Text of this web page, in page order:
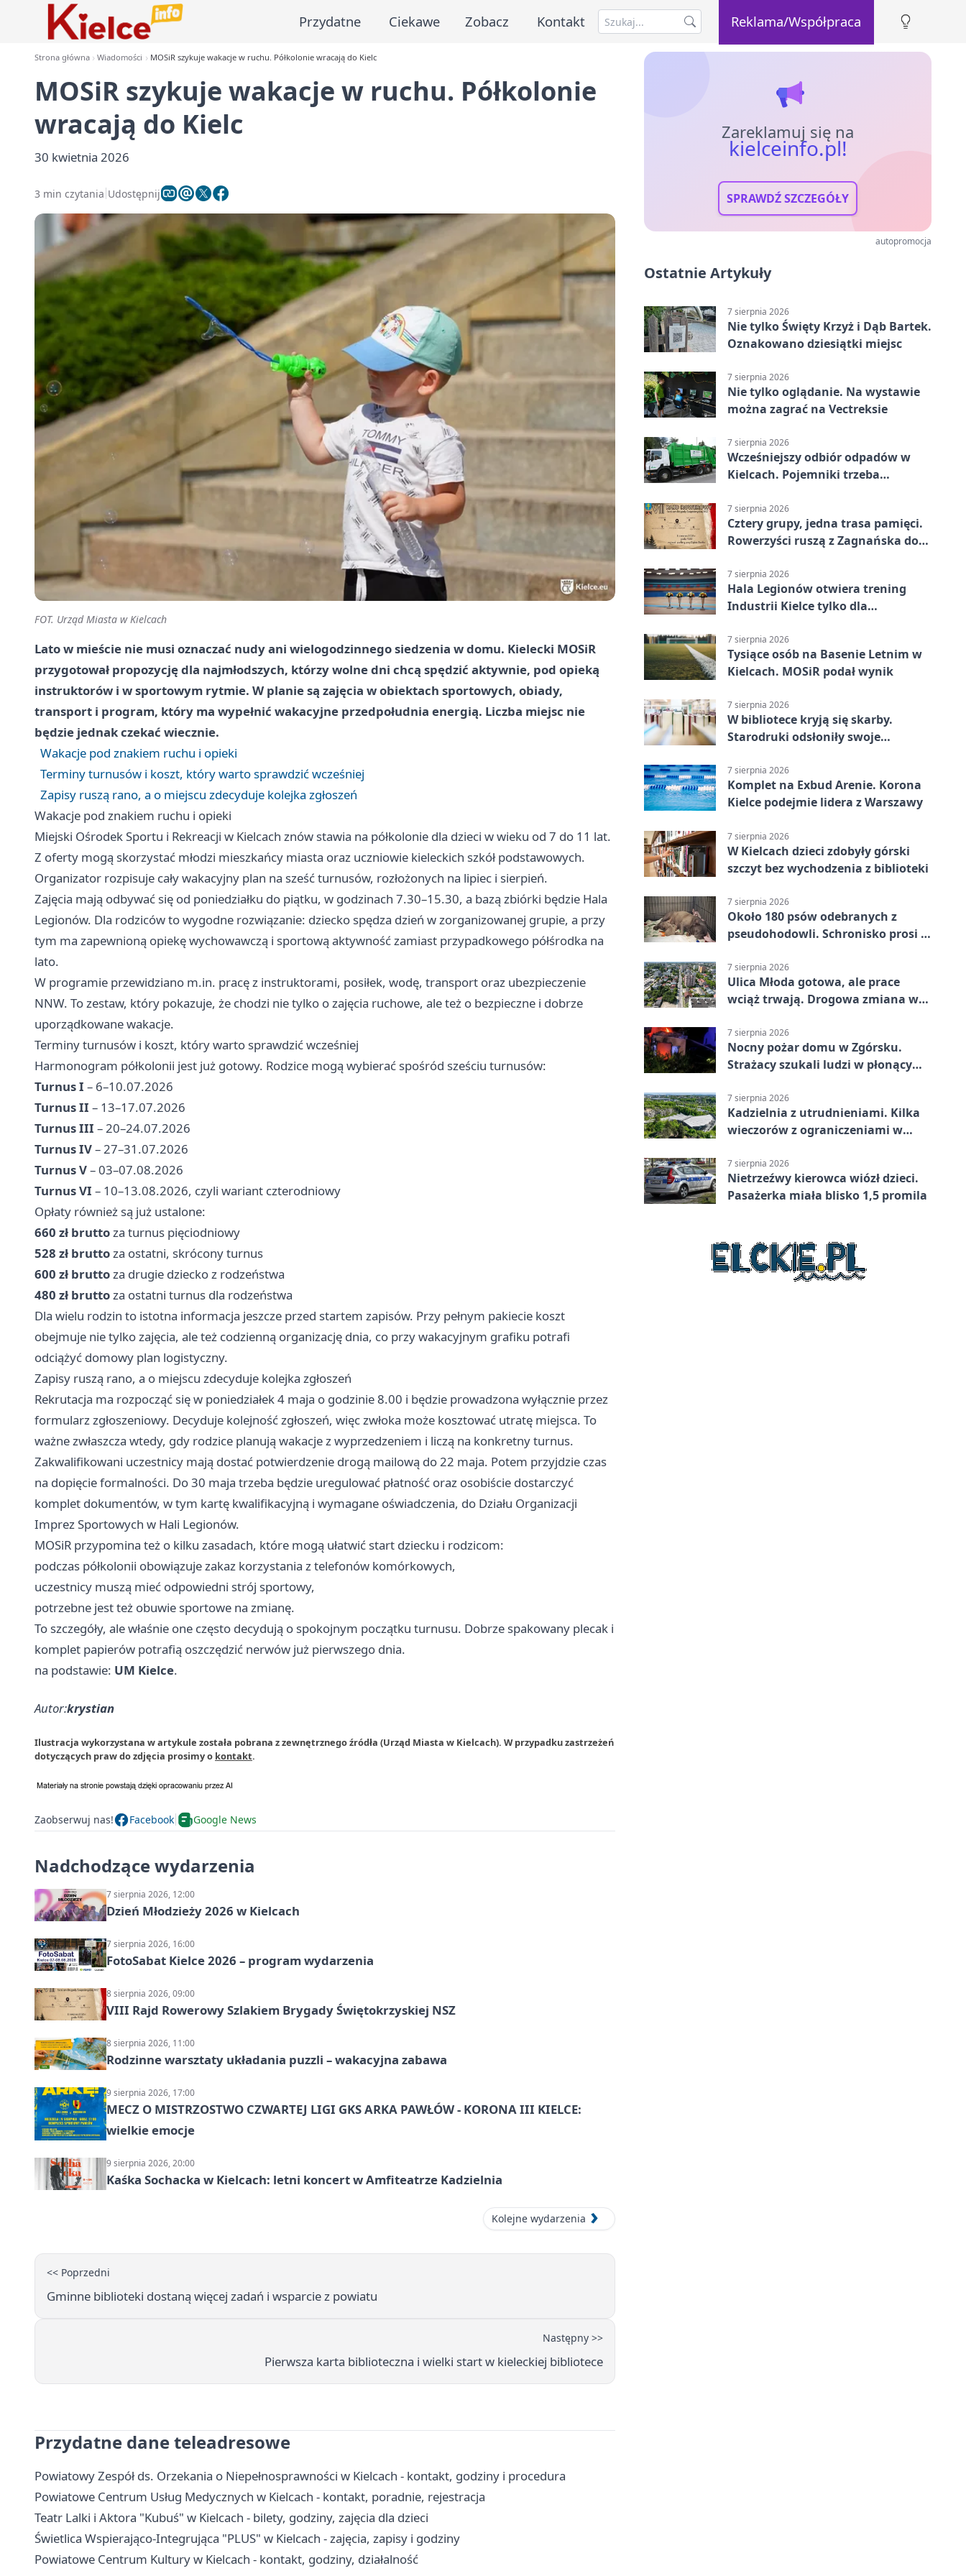
Przydatne Ciekawe Zobacz Kontakt Reklama/Współpraca
Strona główna Wiadomości MOSiR szykuje wakacje w ruchu. Półkolonie wracają do Kielc
MOSiR szykuje wakacje w ruchu. Półkolonie
wracają do Kielc
30 kwietnia 2026
3 min czytania Udostępnij
FOT. Urząd Miasta w Kielcach
Lato w mieście nie musi oznaczać nudy ani wielogodzinnego siedzenia w domu. Kielecki MOSiR
przygotował propozycję dla najmłodszych, którzy wolne dni chcą spędzić aktywnie, pod opieką
instruktorów i w sportowym rytmie. W planie są zajęcia w obiektach sportowych, obiady,
transport i program, który ma wypełnić wakacyjne przedpołudnia energią. Liczba miejsc nie
będzie jednak czekać wiecznie.
Wakacje pod znakiem ruchu i opieki
Terminy turnusów i koszt, który warto sprawdzić wcześniej
Zapisy ruszą rano, a o miejscu zdecyduje kolejka zgłoszeń
Wakacje pod znakiem ruchu i opieki
Miejski Ośrodek Sportu i Rekreacji w Kielcach znów stawia na półkolonie dla dzieci w wieku od 7 do 11 lat.
Z oferty mogą skorzystać młodzi mieszkańcy miasta oraz uczniowie kieleckich szkół podstawowych.
Organizator rozpisuje cały wakacyjny plan na sześć turnusów, rozłożonych na lipiec i sierpień.
Zajęcia mają odbywać się od poniedziałku do piątku, w godzinach 7.30–15.30, a bazą zbiórki będzie Hala
Legionów. Dla rodziców to wygodne rozwiązanie: dziecko spędza dzień w zorganizowanej grupie, a przy
tym ma zapewnioną opiekę wychowawczą i sportową aktywność zamiast przypadkowego półśrodka na
lato.
W programie przewidziano m.in. pracę z instruktorami, posiłek, wodę, transport oraz ubezpieczenie
NNW. To zestaw, który pokazuje, że chodzi nie tylko o zajęcia ruchowe, ale też o bezpieczne i dobrze
uporządkowane wakacje.
Terminy turnusów i koszt, który warto sprawdzić wcześniej
Harmonogram półkolonii jest już gotowy. Rodzice mogą wybierać spośród sześciu turnusów:
Turnus I – 6–10.07.2026
Turnus II – 13–17.07.2026
Turnus III – 20–24.07.2026
Turnus IV– 27–31.07.2026
Turnus V– 03–07.08.2026
Turnus VI – 10–13.08.2026, czyli wariant czterodniowy
Opłaty również są już ustalone:
660 zł bruttoza turnus pięciodniowy
528 zł bruttoza ostatni, skrócony turnus
600 zł bruttoza drugie dziecko z rodzeństwa
480 zł bruttoza ostatni turnus dla rodzeństwa
Dla wielu rodzin to istotna informacja jeszcze przed startem zapisów. Przy pełnym pakiecie koszt
obejmuje nie tylko zajęcia, ale też codzienną organizację dnia, co przy wakacyjnym grafiku potrafi
odciążyć domowy plan logistyczny.
Zapisy ruszą rano, a o miejscu zdecyduje kolejka zgłoszeń
Rekrutacja ma rozpocząć się w poniedziałek 4 maja o godzinie 8.00 i będzie prowadzona wyłącznie przez
formularz zgłoszeniowy. Decyduje kolejność zgłoszeń, więc zwłoka może kosztować utratę miejsca. To
ważne zwłaszcza wtedy, gdy rodzice planują wakacje z wyprzedzeniem i liczą na konkretny turnus.
Zakwalifikowani uczestnicy mają dostać potwierdzenie drogą mailową do 22 maja. Potem przyjdzie czas
na dopięcie formalności. Do 30 maja trzeba będzie uregulować płatność oraz osobiście dostarczyć
komplet dokumentów, w tym kartę kwalifikacyjną i wymagane oświadczenia, do Działu Organizacji
Imprez Sportowych w Hali Legionów.
MOSiR przypomina też o kilku zasadach, które mogą ułatwić start dziecku i rodzicom:
podczas półkolonii obowiązuje zakaz korzystania z telefonów komórkowych,
uczestnicy muszą mieć odpowiedni strój sportowy,
potrzebne jest też obuwie sportowe na zmianę.
To szczegóły, ale właśnie one często decydują o spokojnym początku turnusu. Dobrze spakowany plecak i
komplet papierów potrafią oszczędzić nerwów już pierwszego dnia.
na podstawie: UM Kielce.
Autor:krystian
Ilustracja wykorzystana w artykule została pobrana z zewnętrznego źródła (Urząd Miasta w Kielcach). W przypadku zastrzeżeń
dotyczących praw do zdjęcia prosimy o kontakt.
Zaobserwuj nas! Facebook Google News
Nadchodzące wydarzenia
7 sierpnia 2026, 12:00
Dzień Młodzieży 2026 w Kielcach
7 sierpnia 2026, 16:00
FotoSabat Kielce 2026 – program wydarzenia
8 sierpnia 2026, 09:00
VIII Rajd Rowerowy Szlakiem Brygady Świętokrzyskiej NSZ
8 sierpnia 2026, 11:00
Rodzinne warsztaty układania puzzli – wakacyjna zabawa
9 sierpnia 2026, 17:00
MECZ O MISTRZOSTWO CZWARTEJ LIGI GKS ARKA PAWŁÓW - KORONA III KIELCE:
wielkie emocje
9 sierpnia 2026, 20:00
Kaśka Sochacka w Kielcach: letni koncert w Amfiteatrze Kadzielnia
Kolejne wydarzenia
<< Poprzedni
Gminne biblioteki dostaną więcej zadań i wsparcie z powiatu
Następny >>
Pierwsza karta biblioteczna i wielki start w kieleckiej bibliotece
Przydatne dane teleadresowe
Powiatowy Zespół ds. Orzekania o Niepełnosprawności w Kielcach - kontakt, godziny i procedura
Powiatowe Centrum Usług Medycznych w Kielcach - kontakt, poradnie, rejestracja
Teatr Lalki i Aktora "Kubuś" w Kielcach - bilety, godziny, zajęcia dla dzieci
Świetlica Wspierająco-Integrująca "PLUS" w Kielcach - zajęcia, zapisy i godziny
Powiatowe Centrum Kultury w Kielcach - kontakt, godziny, działalność
Zareklamuj się na
kielceinfo.pl!
SPRAWDŹ SZCZEGÓŁY
autopromocja
Ostatnie Artykuły
7 sierpnia 2026
Nie tylko Święty Krzyż i Dąb Bartek.
Oznakowano dziesiątki miejsc
7 sierpnia 2026
Nie tylko oglądanie. Na wystawie
można zagrać na Vectreksie
7 sierpnia 2026
Wcześniejszy odbiór odpadów w
Kielcach. Pojemniki trzeba
7 sierpnia 2026
Cztery grupy, jedna trasa pamięci.
Rowerzyści ruszą z Zagnańska do
7 sierpnia 2026
Hala Legionów otwiera trening
Industrii Kielce tylko dla
7 sierpnia 2026
Tysiące osób na Basenie Letnim w
Kielcach. MOSiR podał wynik
7 sierpnia 2026
W bibliotece kryją się skarby.
Starodruki odsłoniły swoje
7 sierpnia 2026
Komplet na Exbud Arenie. Korona
Kielce podejmie lidera z Warszawy
7 sierpnia 2026
W Kielcach dzieci zdobyły górski
szczyt bez wychodzenia z biblioteki
7 sierpnia 2026
Około 180 psów odebranych z
pseudohodowli. Schronisko prosi o
7 sierpnia 2026
Ulica Młoda gotowa, ale prace
wciąż trwają. Drogowa zmiana w
7 sierpnia 2026
Nocny pożar domu w Zgórsku.
Strażacy szukali ludzi w płonącym
7 sierpnia 2026
Kadzielnia z utrudnieniami. Kilka
wieczorów z ograniczeniami w
7 sierpnia 2026
Nietrzeźwy kierowca wiózł dzieci.
Pasażerka miała blisko 1,5 promila